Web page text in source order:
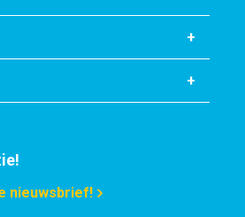
rond 115 geschild ca 5-6
nieuwsbrief!